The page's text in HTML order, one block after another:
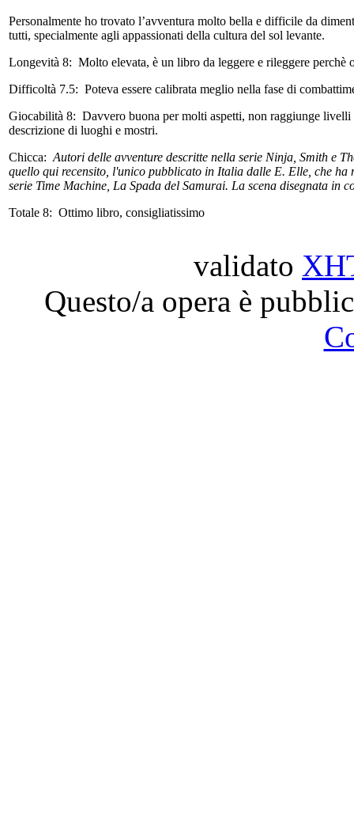
Personalmente ho trovato l’avventura molto bella e difficile da
tutti, specialmente agli appassionati della cultura del sol levante.
Longevità 8: Molto elevata, è un libro da leggere e rileggere perchè
Difficoltà 7.5: Poteva essere calibrata meglio nella fase di
Giocabilità 8: Davvero buona per molti aspetti, non raggiunge
descrizione di luoghi e mostri.
Chicca: Autori delle avventure descritte nella serie Ninja, Smith e
quello qui recensito, l'unico pubblicato in Italia dalle E. Elle, che
serie Time Machine, La Spada del Samurai. La scena disegnata
Totale 8: Ottimo libro, consigliatissimo
validato
Questo/a opera è